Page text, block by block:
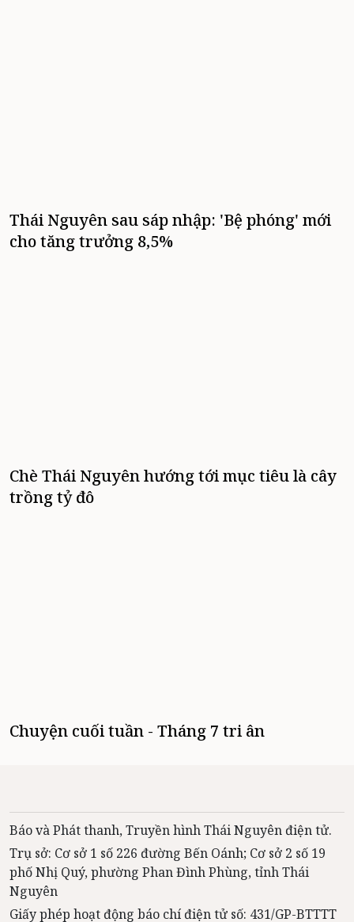
Thái Nguyên sau sáp nhập: 'Bệ phóng' mới
cho tăng trưởng 8,5%
Chè Thái Nguyên hướng tới mục tiêu là cây
trồng tỷ đô
Chuyện cuối tuần - Tháng 7 tri ân
Báo và Phát thanh, Truyền hình Thái Nguyên điện tử.
Trụ sở: Cơ sở 1 số 226 đường Bến Oánh; Cơ sở 2 số 19
phố Nhị Quý, phường Phan Đình Phùng, tỉnh Thái
Nguyên
Giấy phép hoạt động báo chí điện tử số: 431/GP-BTTTT